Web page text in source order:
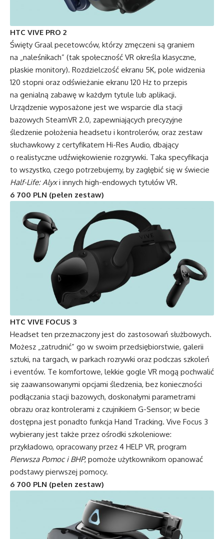
HTC VIVE PRO 2
Święty Graal pecetowców, którzy zmęczeni są graniem
na „naleśnikach” (tak społeczność VR określa klasyczne,
płaskie monitory). Rozdzielczość ekranu 5K, pole widzenia
120 stopni oraz odświeżanie ekranu 120 Hz to przepis
na genialną zabawę w każdym tytule lub aplikacji.
Urządzenie wyposażone jest we wsparcie dla stacji
bazowych SteamVR 2.0, zapewniających precyzyjne
śledzenie położenia headsetu i kontrolerów, oraz zestaw
słuchawkowy z certyfikatem Hi-Res Audio, dbający
o realistyczne udźwiękowienie rozgrywki. Taka specyfikacja
to wszystko, czego potrzebujemy, by zagłębić się w świecie
Half-Life: Alyxi innych high-endowych tytułów VR.
6 700 PLN (pełen zestaw)
HTC VIVE FOCUS 3
Headset ten przeznaczony jest do zastosowań służbowych.
Możesz „zatrudnić” go w swoim przedsiębiorstwie, galerii
sztuki, na targach, w parkach rozrywki oraz podczas szkoleń
i eventów. Te komfortowe, lekkie gogle VR mogą pochwalić
się zaawansowanymi opcjami śledzenia, bez konieczności
podłączania stacji bazowych, doskonałymi parametrami
obrazu oraz kontrolerami z czujnikiem G-Sensor; w becie
dostępna jest ponadto funkcja Hand Tracking. Vive Focus 3
wybierany jest także przez ośrodki szkoleniowe:
przykładowo, opracowany przez 4 HELP VR, program
Pierwsza Pomoc i BHP, pomoże użytkownikom opanować
podstawy pierwszej pomocy.
6 700 PLN (pełen zestaw)